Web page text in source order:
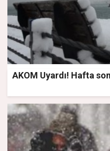
AKOM Uyardı! Hafta